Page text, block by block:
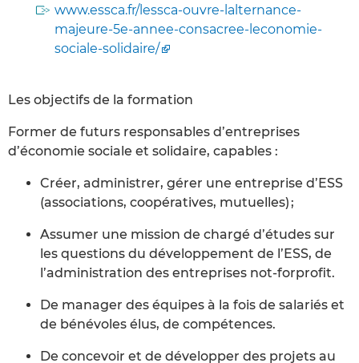
www.essca.fr/lessca-ouvre-lalternance-
majeure-5e-annee-consacree-leconomie-
sociale-solidaire/
Les objectifs de la formation
Former de futurs responsables d’entreprises
d’économie sociale et solidaire, capables :
Créer, administrer, gérer une entreprise d’ESS
(associations, coopératives, mutuelles) ;
Assumer une mission de chargé d’études sur
les questions du développement de l’ESS, de
l’administration des entreprises not-forprofit.
De manager des équipes à la fois de salariés et
de bénévoles élus, de compétences.
De concevoir et de développer des projets au